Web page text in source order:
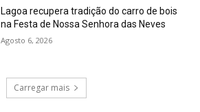
Lagoa recupera tradição do carro de bois
na Festa de Nossa Senhora das Neves
Agosto 6, 2026
Carregar mais